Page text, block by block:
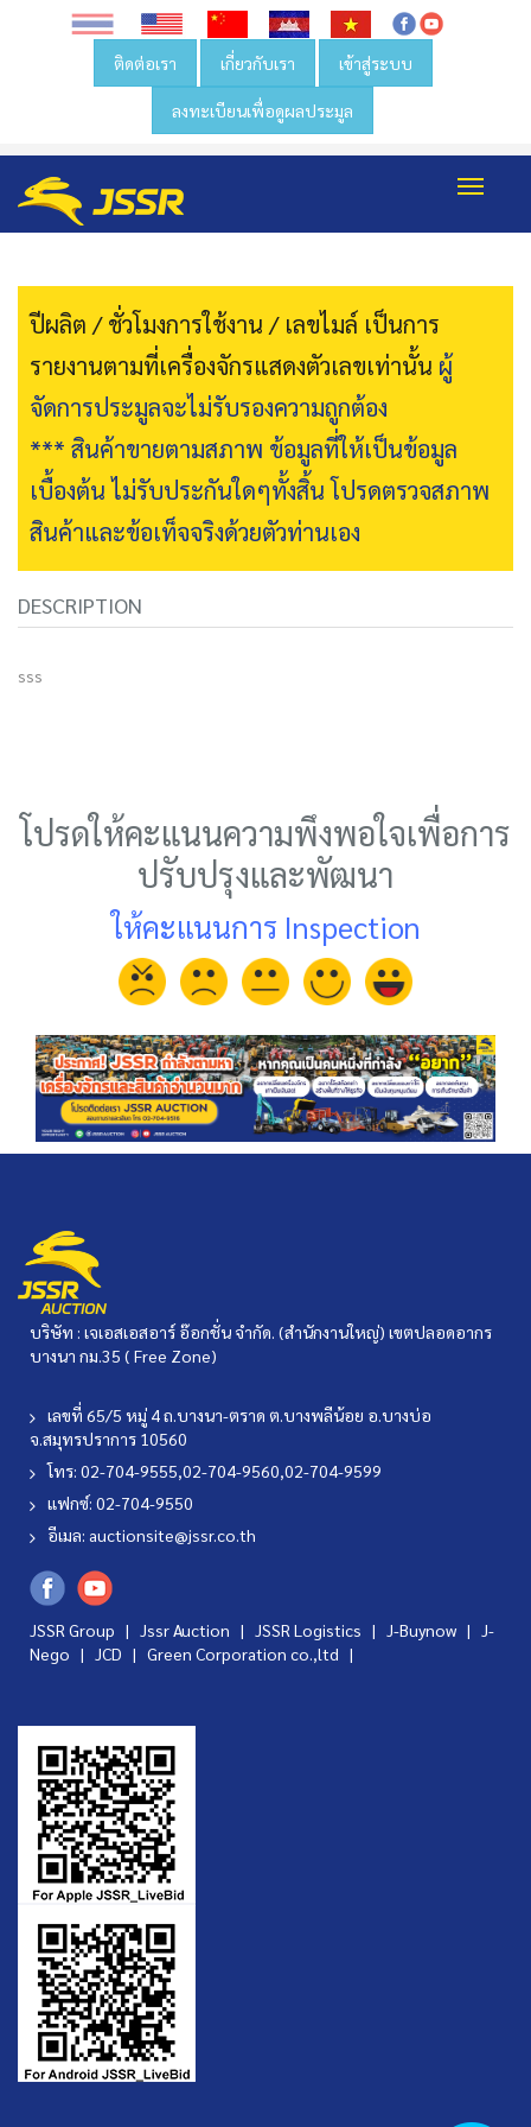
ติดต่อเรา เกี่ยวกับเรา เข้าสู่ระบบ
ลงทะเบียนเพื่อดูผลประมูล
ปีผลิต / ชั่วโมงการใช้งาน / เลขไมล์ เป็นการ
รายงานตามที่เครื่องจักรแสดงตัวเลขเท่านั้น ผู้
จัดการประมูลจะไม่รับรองความถูกต้อง
*** สินค้าขายตามสภาพ ข้อมูลที่ให้เป็นข้อมูล
เบื้องต้น ไม่รับประกันใดๆทั้งสิ้น โปรดตรวจสภาพ
สินค้าและข้อเท็จจริงด้วยตัวท่านเอง
DESCRIPTION
sss
โปรดให้คะแนนความพึงพอใจเพื่อการ
ปรับปรุงและพัฒนา
ให้คะแนนการ Inspection
บริษัท : เจเอสเอสอาร์ อ๊อกชั่น จำกัด. (สำนักงานใหญ่) เขตปลอดอากร
บางนา กม.35 ( Free Zone)
เลขที่ 65/5 หมู่ 4 ถ.บางนา-ตราด ต.บางพลีน้อย อ.บางบ่อ
จ.สมุทรปราการ 10560
โทร: 02-704-9555,02-704-9560,02-704-9599
แฟกซ์: 02-704-9550
อีเมล: auctionsite@jssr.co.th
JSSR Group | Jssr Auction | JSSR Logistics | J-Buynow | J-
Nego | JCD | Green Corporation co.,ltd |